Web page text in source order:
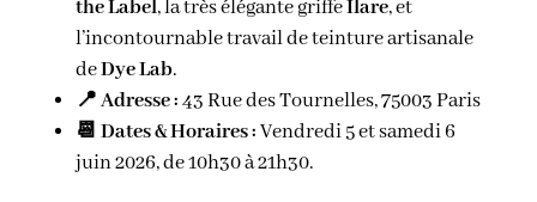
the Label, la très élégante griffeIlare, et
l’incontournable travail de teinture artisanale
deDye Lab.
📍 Adresse :43 Rue des Tournelles, 75003 Paris
📆 Dates & Horaires :Vendredi 5 et samedi 6
juin 2026, de 10h30 à 21h30.